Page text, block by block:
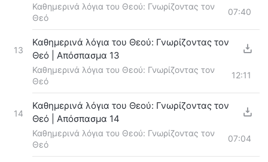
Καθημερινά λόγια του Θεού: Γνωρίζοντας τον
Θεό
07:40
13
Καθημερινά λόγια του Θεού: Γνωρίζοντας τον
Θεό | Απόσπασμα 13
Καθημερινά λόγια του Θεού: Γνωρίζοντας τον
Θεό
12:11
14
Καθημερινά λόγια του Θεού: Γνωρίζοντας τον
Θεό | Απόσπασμα 14
Καθημερινά λόγια του Θεού: Γνωρίζοντας τον
Θεό
07:04